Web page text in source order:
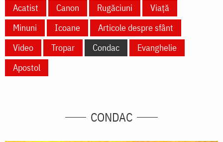
Acatist Canon Rugăciuni
Viață
Minuni
Icoane
Articole despre sfânt
Video
Tropar Condac
Evanghelie
Apostol
CONDAC